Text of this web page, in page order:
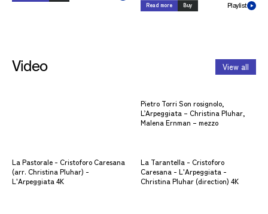
Read more Buy Playlist
Video View all
Pietro Torri Son rosignolo,
L’Arpeggiata – Christina Pluhar,
Malena Ernman – mezzo
La Pastorale - Cristoforo Caresana
(arr. Christina Pluhar) -
L'Arpeggiata 4K
La Tarantella - Cristoforo
Caresana - L'Arpeggiata -
Christina Pluhar (direction) 4K